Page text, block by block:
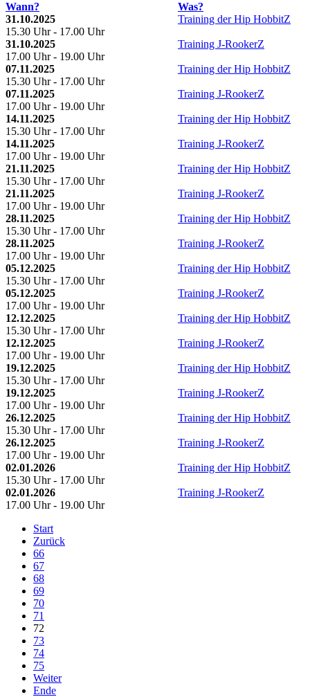
Wann?
Was?
31.10.2025
15.30 Uhr - 17.00 Uhr
Training der Hip HobbitZ
31.10.2025
17.00 Uhr - 19.00 Uhr
Training J-RookerZ
07.11.2025
15.30 Uhr - 17.00 Uhr
Training der Hip HobbitZ
07.11.2025
17.00 Uhr - 19.00 Uhr
Training J-RookerZ
14.11.2025
15.30 Uhr - 17.00 Uhr
Training der Hip HobbitZ
14.11.2025
17.00 Uhr - 19.00 Uhr
Training J-RookerZ
21.11.2025
15.30 Uhr - 17.00 Uhr
Training der Hip HobbitZ
21.11.2025
17.00 Uhr - 19.00 Uhr
Training J-RookerZ
28.11.2025
15.30 Uhr - 17.00 Uhr
Training der Hip HobbitZ
28.11.2025
17.00 Uhr - 19.00 Uhr
Training J-RookerZ
05.12.2025
15.30 Uhr - 17.00 Uhr
Training der Hip HobbitZ
05.12.2025
17.00 Uhr - 19.00 Uhr
Training J-RookerZ
12.12.2025
15.30 Uhr - 17.00 Uhr
Training der Hip HobbitZ
12.12.2025
17.00 Uhr - 19.00 Uhr
Training J-RookerZ
19.12.2025
15.30 Uhr - 17.00 Uhr
Training der Hip HobbitZ
19.12.2025
17.00 Uhr - 19.00 Uhr
Training J-RookerZ
26.12.2025
15.30 Uhr - 17.00 Uhr
Training der Hip HobbitZ
26.12.2025
17.00 Uhr - 19.00 Uhr
Training J-RookerZ
02.01.2026
15.30 Uhr - 17.00 Uhr
Training der Hip HobbitZ
02.01.2026
17.00 Uhr - 19.00 Uhr
Training J-RookerZ
Start
Zurück
66
67
68
69
70
71
72
73
74
75
Weiter
Ende